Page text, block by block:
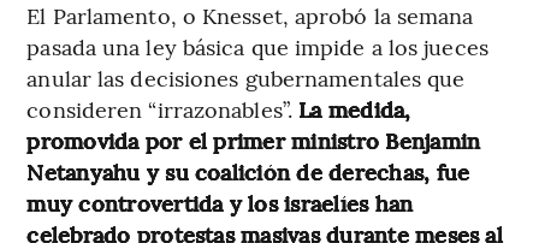
El Parlamento, o Knesset, aprobó la semana
pasada una ley básica que impide a los jueces
anular las decisiones gubernamentales que
consideren “irrazonables”. La medida,
promovida por el primer ministro Benjamin
Netanyahu y su coalición de derechas, fue
muy controvertida y los israelíes han
celebrado protestas masivas durante meses al